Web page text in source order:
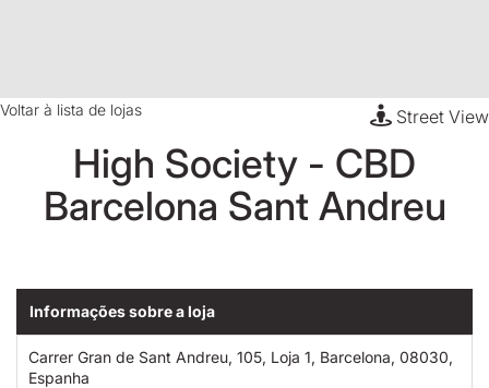
Street View
Voltar à lista de lojas
High Society - CBD
Barcelona Sant Andreu
Informações sobre a loja
Carrer Gran de Sant Andreu, 105, Loja 1, Barcelona, 08030,
Espanha